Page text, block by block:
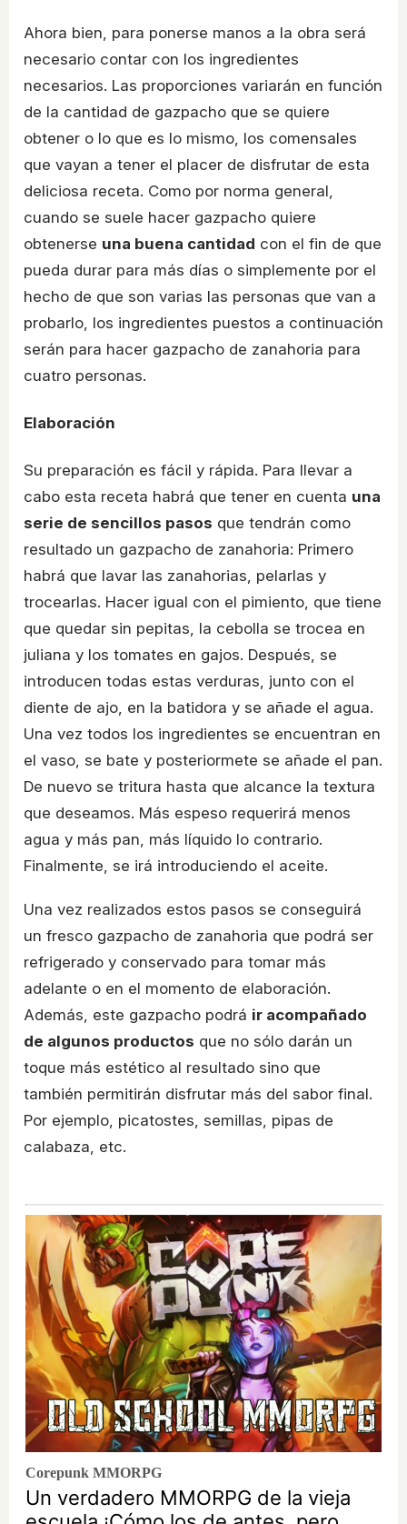
Ahora bien, para ponerse manos a la obra será
necesario contar con los ingredientes
necesarios. Las proporciones variarán en función
de la cantidad de gazpacho que se quiere
obtener o lo que es lo mismo, los comensales
que vayan a tener el placer de disfrutar de esta
deliciosa receta. Como por norma general,
cuando se suele hacer gazpacho quiere
obtenerse una buena cantidad con el fin de que
pueda durar para más días o simplemente por el
hecho de que son varias las personas que van a
probarlo, los ingredientes puestos a continuación
serán para hacer gazpacho de zanahoria para
cuatro personas.
Elaboración
Su preparación es fácil y rápida. Para llevar a
cabo esta receta habrá que tener en cuenta una
serie de sencillos pasos que tendrán como
resultado un gazpacho de zanahoria: Primero
habrá que lavar las zanahorias, pelarlas y
trocearlas. Hacer igual con el pimiento, que tiene
que quedar sin pepitas, la cebolla se trocea en
juliana y los tomates en gajos. Después, se
introducen todas estas verduras, junto con el
diente de ajo, en la batidora y se añade el agua.
Una vez todos los ingredientes se encuentran en
el vaso, se bate y posteriormete se añade el pan.
De nuevo se tritura hasta que alcance la textura
que deseamos. Más espeso requerirá menos
agua y más pan, más líquido lo contrario.
Finalmente, se irá introduciendo el aceite.
Una vez realizados estos pasos se conseguirá
un fresco gazpacho de zanahoria que podrá ser
refrigerado y conservado para tomar más
adelante o en el momento de elaboración.
Además, este gazpacho podrá ir acompañado
de algunos productos que no sólo darán un
toque más estético al resultado sino que
también permitirán disfrutar más del sabor final.
Por ejemplo, picatostes, semillas, pipas de
calabaza, etc.
Corepunk MMORPG
Un verdadero MMORPG de la vieja